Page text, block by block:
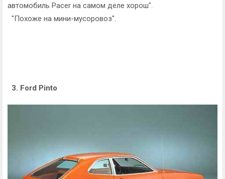
автомобиль Pacer на самом деле хорош".
"Похоже на мини-мусоровоз".
3. Ford Pinto